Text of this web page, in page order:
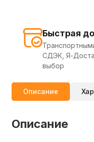
Быстрая
СДЭК, Я-
выбор
Описание
Описание